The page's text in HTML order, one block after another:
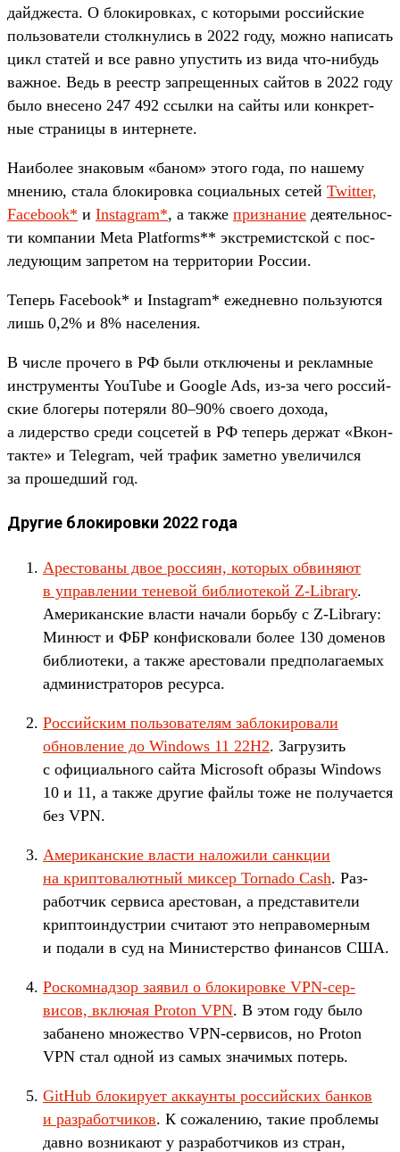
дай­джес­та. О бло­киров­ках, с которы­ми рос­сий­ские
поль­зовате­ли стол­кну­лись в 2022 году, мож­но написать
цикл ста­тей и все рав­но упус­тить из вида что‑нибудь
важ­ное. Ведь в реестр зап­рещен­ных сай­тов в 2022 году
было вне­сено 247 492 ссыл­ки на сай­ты или кон­крет­
ные стра­ницы в интерне­те.
На­ибо­лее зна­ковым «баном» это­го года, по нашему
мне­нию, ста­ла бло­киров­ка соци­аль­ных сетей Twitter,
Facebook* и Instagram*, а так­же приз­нание деятель­нос­
ти ком­пании Meta Platforms** экс­тре­мист­ской с пос­
леду­ющим зап­ретом на тер­ритории Рос­сии.
Те­перь Facebook* и Instagram* ежед­невно поль­зуют­ся
лишь 0,2% и 8% населе­ния.
В чис­ле про­чего в РФ были отклю­чены и рек­ламные
инс­тру­мен­ты YouTube и Google Ads, из‑за чего рос­сий­
ские бло­геры потеря­ли 80–90% сво­его дохода,
а лидерс­тво сре­ди соц­сетей в РФ теперь дер­жат «Вкон­
такте» и Telegram, чей тра­фик замет­но уве­личил­ся
за про­шед­ший год.
Другие блокировки 2022 года
Арес­тованы двое рос­сиян, которых обви­няют
в управле­нии теневой биб­лиоте­кой Z-Library.
Аме­рикан­ские влас­ти начали борь­бу с Z-Library:
Минюст и ФБР кон­фиско­вали более 130 доменов
биб­лиоте­ки, а так­же арес­товали пред­полага­емых
адми­нис­тра­торов ресур­са.
Рос­сий­ским поль­зовате­лям заб­локиро­вали
обновле­ние до Windows 11 22H2. Заг­рузить
с офи­циаль­ного сай­та Microsoft обра­зы Windows
10 и 11, а так­же дру­гие фай­лы тоже не получа­ется
без VPN.
Аме­рикан­ские влас­ти наложи­ли сан­кции
на крип­товалют­ный мик­сер Tornado Cash. Раз­
работ­чик сер­виса арес­тован, а пред­ста­вите­ли
крип­тоин­дус­трии счи­тают это неп­равомер­ным
и подали в суд на Минис­терс­тво финан­сов США.
Рос­комнад­зор заявил о бло­киров­ке VPN-сер­
висов, вклю­чая Proton VPN. В этом году было
забане­но мно­жес­тво VPN-сер­висов, но Proton
VPN стал одной из самых зна­чимых потерь.
GitHub бло­киру­ет акка­унты рос­сий­ских бан­ков
и раз­работ­чиков. К сожале­нию, такие проб­лемы
дав­но воз­ника­ют у раз­работ­чиков из стран,